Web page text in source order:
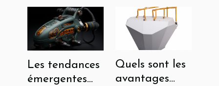
Les tendances
émergentes
Quels sont les
avantages